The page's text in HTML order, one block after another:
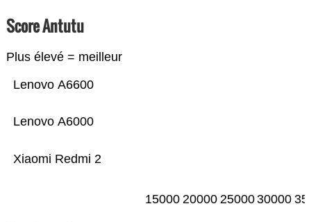
Score Antutu
Plus élevé = meilleur
Xiaomi Redmi 2
Lenovo A6000
Lenovo A6600
15000 20000 2500030000